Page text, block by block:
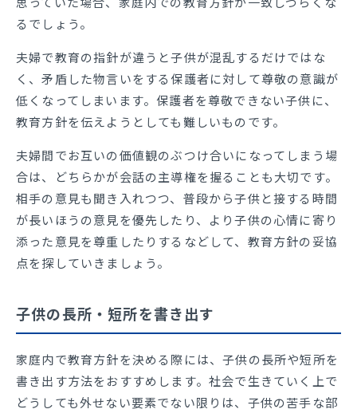
るでしょう。
夫婦で教育の指針が違うと子供が混乱するだけではな
く、矛盾した物言いをする保護者に対して尊敬の意識が
低くなってしまいます。保護者を尊敬できない子供に、
教育方針を伝えようとしても難しいものです。
夫婦間でお互いの価値観のぶつけ合いになってしまう場
合は、どちらかが会話の主導権を握ることも大切です。
相手の意見も聞き入れつつ、普段から子供と接する時間
が長いほうの意見を優先したり、より子供の心情に寄り
添った意見を尊重したりするなどして、教育方針の妥協
点を探していきましょう。
子供の長所・短所を書き出す
家庭内で教育方針を決める際には、子供の長所や短所を
書き出す方法をおすすめします。社会で生きていく上で
どうしても外せない要素でない限りは、子供の苦手な部